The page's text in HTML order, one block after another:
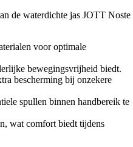
de waterdichte jas JOTT Noste
voor optimale
bewegingsvrijheid biedt.
bescherming bij onzekere
spullen binnen handbereik te
wat comfort biedt tijdens